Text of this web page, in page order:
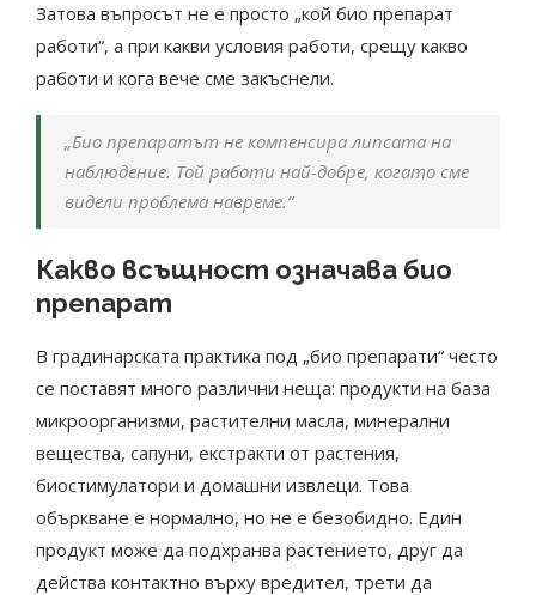
Затова въпросът не е просто „кой био препарат
работи“, а при какви условия работи, срещу какво
работи и кога вече сме закъснели.
„Био препаратът не компенсира липсата на
наблюдение. Той работи най-добре, когато сме
видели проблема навреме.“
Какво всъщност означава био
препарат
В градинарската практика под „био препарати“ често
се поставят много различни неща: продукти на база
микроорганизми, растителни масла, минерални
вещества, сапуни, екстракти от растения,
биостимулатори и домашни извлеци. Това
объркване е нормално, но не е безобидно. Един
продукт може да подхранва растението, друг да
действа контактно върху вредител, трети да